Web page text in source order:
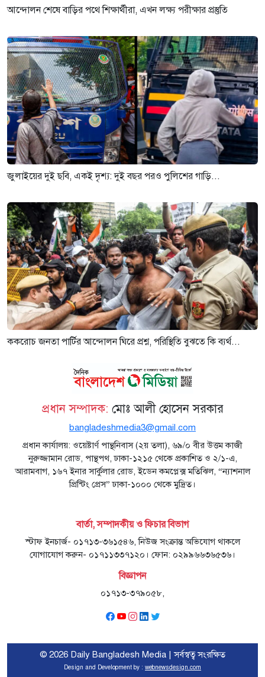
আন্দোলন শেষে বাড়ির পথে শিক্ষার্থীরা, এখন লক্ষ্য পরীক্ষার প্রস্তুতি
জুলাইয়ের দুই ছবি, একই দৃশ্য: দুই বছর পরও পুলিশের গাড়ি...
ককরোচ জনতা পার্টির আন্দোলন ঘিরে প্রশ্ন, পরিস্থিতি বুঝতে কি ব্যর্থ...
প্রধান সম্পাদক: মোঃ আলী হোসেন সরকার
bangladeshmedia3@gmail.com
প্রধান কার্যালয়: ওয়েষ্টার্ণ পান্থনিবাস (২য় তলা), ৬৯/০ বীর উত্তম কাজী
নুরুজ্জামান রোড, পান্থপথ, ঢাকা-১২১৫ থেকে প্রকাশিত ও ২/১-এ,
আরামবাগ, ১৬৭ ইনার সার্কুলার রোড, ইডেন কমপ্লেক্স মতিঝিল, “ন্যাশনাল
প্রিন্টিং প্রেস” ঢাকা-১০০০ থেকে মুদ্রিত।
বার্তা, সম্পাদকীয় ও ফিচার বিভাগ
স্টাফ ইনচার্জ- ০১৭১৩-৩৬১৫৪৬, নিউজ সংক্রান্ত অভিযোগ থাকলে
যোগাযোগ করুন- ০১৭১১৩৩৭১২০। ফোন: ০২৯৯৬৬৩৬৫৩৬।
বিজ্ঞাপন
০১৭১৩-৩৭৯০৫৮,
© 2026 Daily Bangladesh Media | সর্বস্বত্ব সংরক্ষিত
Design and Development by : webnewsdesign.com